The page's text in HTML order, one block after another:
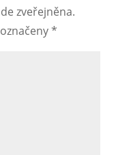
zveřejněna.
*